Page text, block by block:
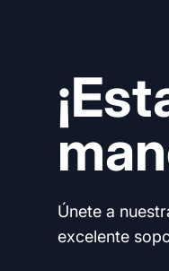
Únete a
excelente